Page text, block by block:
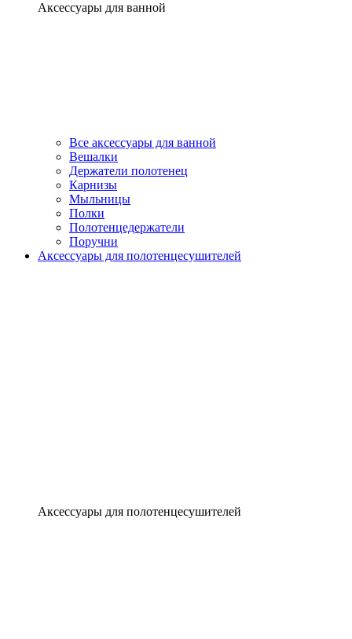
Аксессуары для ванной
Все аксессуары для ванной
Вешалки
Держатели полотенец
Карнизы
Мыльницы
Полки
Полотенцедержатели
Поручни
Аксессуары для полотенцесушителей
Аксессуары для полотенцесушителей